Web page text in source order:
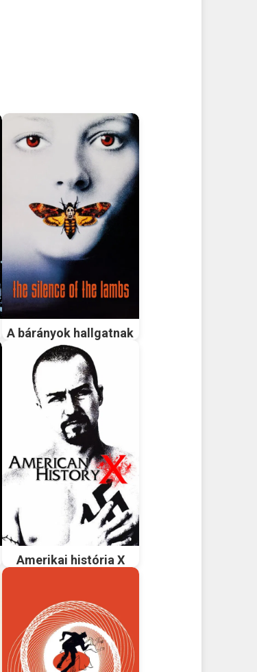
A bárányok hallgatnak
Amerikai história X